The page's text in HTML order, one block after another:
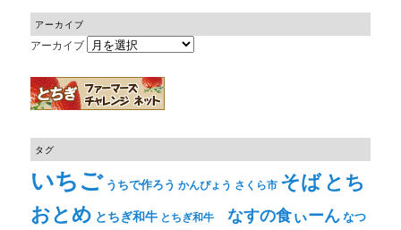
アーカイブ
アーカイブ
タグ
いちご うちで作ろう かんぴょう さくら市 そばとち
おとめ とちぎ和牛 とちぎ和牛 なすの食ぃーんなつ